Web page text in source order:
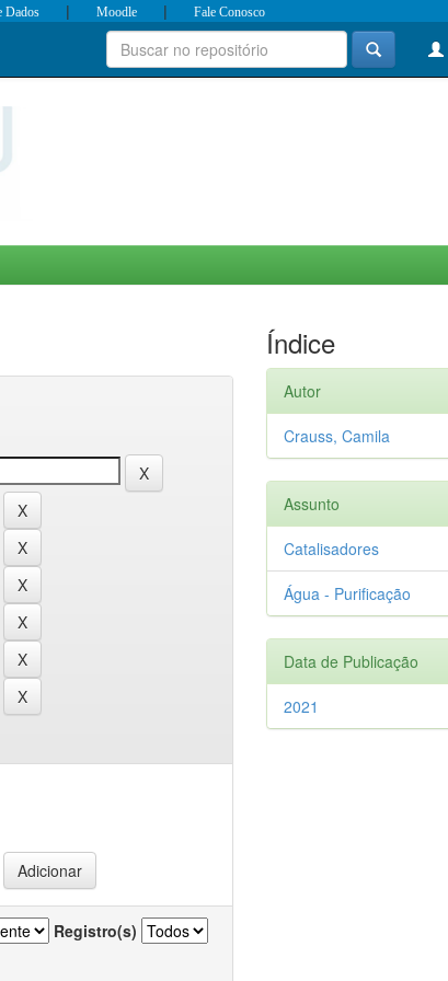
Dados | Moodle | Fale Conosco
Registro(s)
Índice
Autor
Crauss, Camila
Assunto
Catalisadores
Água - Purificação
Data de Publicação
2021